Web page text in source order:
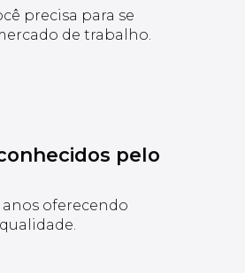
precisa para se
de trabalho.
pelo
anos oferecendo